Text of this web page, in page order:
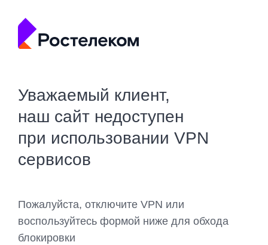
Уважаемый клиент,
наш сайт недоступен
при использовании VPN
сервисов
Пожалуйста, отключите VPN или
воспользуйтесь формой ниже для обхода
блокировки